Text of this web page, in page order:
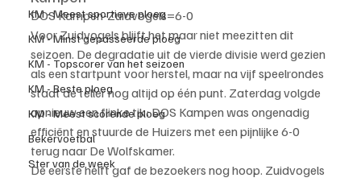
KM - Meest sportieve ploeg
KM - Minst gepasseerde ploeg
KM - Topscorer van het seizoen
KM - Beste ploeg
KM - Meest scorende ploeg
Bekervoetbal
Ster van de week
DOS Kampen-Zuidvogels=6-0
Voor Zuidvogels blijft het maar niet meezitten dit
seizoen. De degradatie uit de vierde divisie werd gezien
als een startpunt voor herstel, maar na vijf speelrondes
staat de teller nog altijd op één punt. Zaterdag volgde
opnieuw een flinke tik: DOS Kampen was ongenadig
efficiënt en stuurde de Huizers met een pijnlijke 6-0
terug naar De Wolfskamer.
De eerste helft gaf de bezoekers nog hoop. Zuidvogels